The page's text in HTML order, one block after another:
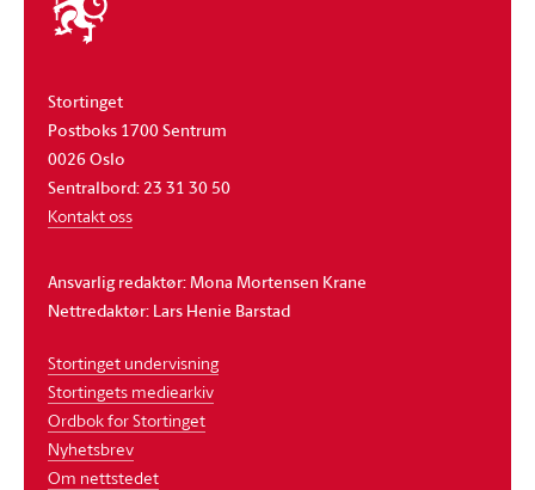
stortinget
Stortinget
Postboks 1700 Sentrum
0026 Oslo
Sentralbord: 23 31 30 50
Kontakt oss
Ansvarlig redaktør: Mona Mortensen Krane
Nettredaktør: Lars Henie Barstad
Stortinget undervisning
Stortingets mediearkiv
Ordbok for Stortinget
Nyhetsbrev
Om nettstedet